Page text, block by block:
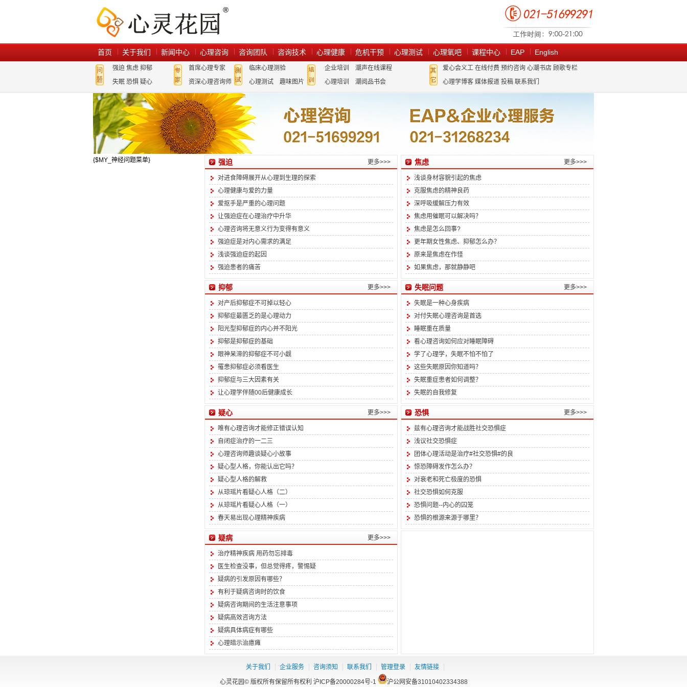
首页 关于我们 新闻中心 心理咨询 咨询团队 咨询技术 心理健康 危机干预 心理测试 心理氧吧 课程中心 EAP English
强迫 焦虑 抑郁
失眠 恐惧 疑心
首席心理专家
资深心理咨询师
临床心理测验
心理测试
趣味图片
企业培训
潮声在线课程
心理培训
潮阅品书会
爱心会义工 在线付费 预约咨询 心潮书店 顾歌专栏
心理学博客 媒体报道 投稿 联系我们
{$MY_神经问题菜单} 更多>>>
焦虑
浅谈身材容貌引起的焦虑
克服焦虑的精神良药
深呼吸缓解压力有效
焦虑用催眠可以解决吗？
焦虑是怎么回事?
更年期女性焦虑、抑郁怎么办？
原来是焦虑在作怪
如果焦虑，那就静静吧
更多>>>
强迫
对进食障碍展开从心理到生理的探索
心理健康与爱的力量
爱抠手是严重的心理问题
让强迫症在心理治疗中升华
心理咨询将无意义行为变得有意义
强迫症是对内心需求的满足
浅谈强迫症的起因
强迫患者的痛苦
更多>>>
失眠问题
失眠是一种心身疾病
对付失眠心理咨询是首选
睡眠重在质量
看心理咨询如何应对睡眠障碍
学了心理学，失眠不怕不怕了
这些失眠原因你知道吗？
失眠重症患者如何调整？
失眠的自我修复
更多>>>
抑郁
对产后抑郁症不可掉以轻心
抑郁症最匮乏的是心理动力
阳光型抑郁症的内心并不阳光
抑郁是抑郁症的基础
眼神呆滞的抑郁症不可小觑
罹患抑郁症必须看医生
抑郁症与三大因素有关
让心理学伴随00后健康成长
更多>>>
恐惧
兹有心理咨询才能战胜社交恐惧症
浅议社交恐惧症
团体心理活动是治疗#社交恐惧#的良
惊恐障碍发作怎么办？
对衰老和死亡极度的恐惧
社交恐惧如何克服
恐惧问题--内心的囚笼
恐惧的根源来源于哪里？
更多>>>
疑心
唯有心理咨询才能修正错误认知
自闭症治疗的一二三
心理咨询师趣谈疑心小故事
疑心型人格，你能认出它吗？
疑心型人格的解救
从琼瑶片看疑心人格（二）
从琼瑶片看疑心人格（一）
春天易出现心理精神疾病
更多>>>
疑病
治疗精神疾病 用药勿忘排毒
医生检查没事，但总觉得疼，警惕疑
疑病的引发原因有哪些？
有利于疑病咨询时的饮食
疑病咨询期间的生活注意事项
疑病高效咨询方法
疑病具体病症有哪些
心理暗示治癔瘫
关于我们 企业服务 咨询须知 联系我们 管理登录 友情链接
心灵花园© 版权所有保留所有权利 沪ICP备20000284号-1 沪公网安备31010402334388